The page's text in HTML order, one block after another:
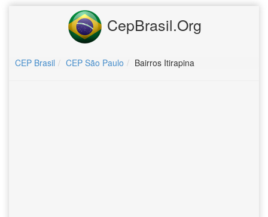
CepBrasil.Org
CEP Brasil CEP São Paulo Bairros Itirapina